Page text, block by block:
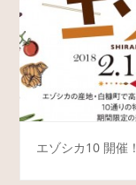
エゾシカ10 開催！